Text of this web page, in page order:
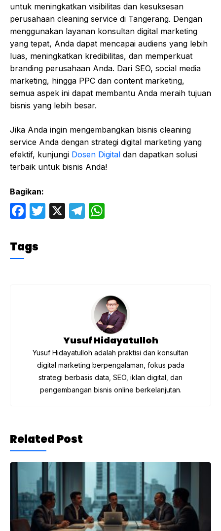
untuk meningkatkan visibilitas dan kesuksesan
perusahaan cleaning service di Tangerang. Dengan
menggunakan layanan konsultan digital marketing
yang tepat, Anda dapat mencapai audiens yang lebih
luas, meningkatkan kredibilitas, dan memperkuat
branding perusahaan Anda. Dari SEO, social media
marketing, hingga PPC dan content marketing,
semua aspek ini dapat membantu Anda meraih tujuan
bisnis yang lebih besar.
Jika Anda ingin mengembangkan bisnis cleaning
service Anda dengan strategi digital marketing yang
efektif, kunjungi Dosen Digital dan dapatkan solusi
terbaik untuk bisnis Anda!
Bagikan:
F
c
e
T
X
T
p
Tags
Yusuf Hidayatulloh
Yusuf Hidayatulloh adalah praktisi dan konsultan
digital marketing berpengalaman, fokus pada
strategi berbasis data, SEO, iklan digital, dan
pengembangan bisnis online berkelanjutan.
Related Post